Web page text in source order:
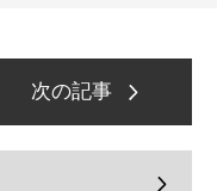
次の記事